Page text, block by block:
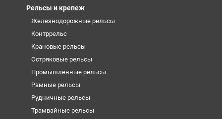
Рельсы и крепеж
Железнодорожные рельсы
Контррельс
Крановые рельсы
Остряковые рельсы
Промышленные рельсы
Рамные рельсы
Рудничные рельсы
Трамвайные рельсы